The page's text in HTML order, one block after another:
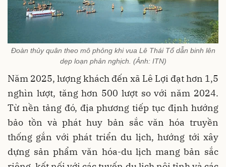
Đoàn thủy quân theo mô phỏng khi vua Lê Thái Tổ dẫn binh lên
dẹp loạn phản nghịch. (Ảnh: ITN)
Năm 2025, lượng khách đến xã Lê Lợi đạt hơn 1,5
nghìn lượt, tăng hơn 500 lượt so với năm 2024.
Từ nền tảng đó, địa phương tiếp tục định hướng
bảo tồn và phát huy bản sắc văn hóa truyền
thống gắn với phát triển du lịch, hướng tới xây
dựng sản phẩm văn hóa-du lịch mang bản sắc